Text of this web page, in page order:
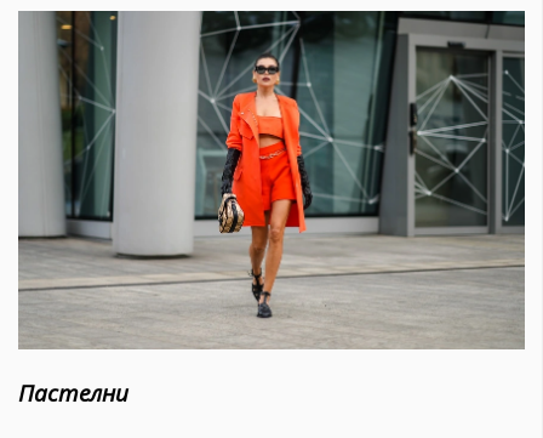
Пастелни